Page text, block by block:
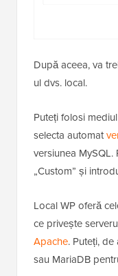
După aceea, va
ul dvs. local.
Puteți folosi
selecta automat
versiunea
„Custom” și
Local WP oferă
ce privește
Apache. Puteți,
sau MariaDB